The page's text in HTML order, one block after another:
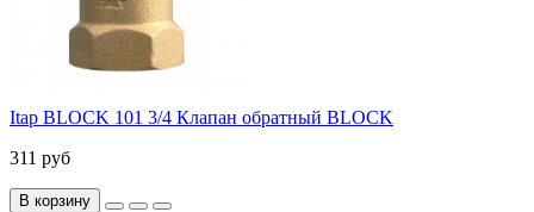
Itap BLOCK 101 3/4 Клапан обратный BLOCK
311 руб
В корзину